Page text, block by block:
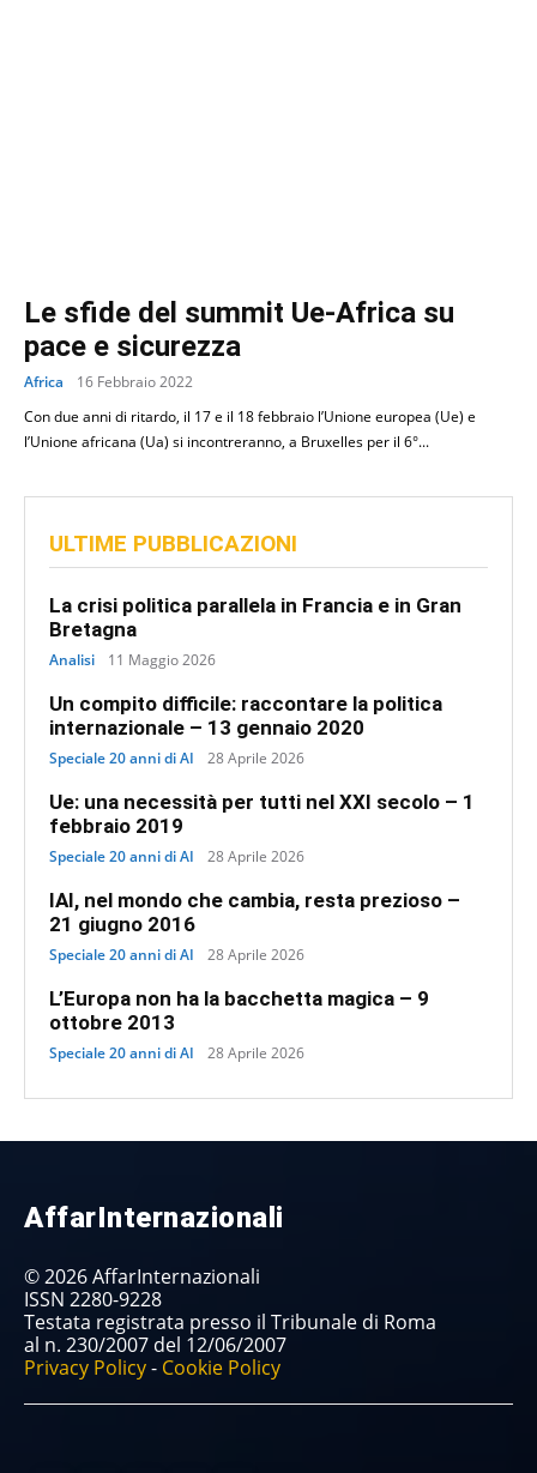
Le sfide del summit Ue-Africa su
pace e sicurezza
Africa
16 Febbraio 2022
Con due anni di ritardo, il 17 e il 18 febbraio l’Unione europea (Ue) e
l’Unione africana (Ua) si incontreranno, a Bruxelles per il 6°...
ULTIME PUBBLICAZIONI
La crisi politica parallela in Francia e in Gran
Bretagna
Analisi 11 Maggio 2026
Un compito difficile: raccontare la politica
internazionale – 13 gennaio 2020
Speciale 20 anni di AI 28 Aprile 2026
Ue: una necessità per tutti nel XXI secolo – 1
febbraio 2019
Speciale 20 anni di AI 28 Aprile 2026
IAI, nel mondo che cambia, resta prezioso –
21 giugno 2016
Speciale 20 anni di AI 28 Aprile 2026
L’Europa non ha la bacchetta magica – 9
ottobre 2013
Speciale 20 anni di AI 28 Aprile 2026
AffarInternazionali
© 2026 AffarInternazionali
ISSN 2280-9228
Testata registrata presso il Tribunale di Roma
al n. 230/2007 del 12/06/2007
Privacy Policy- Cookie Policy